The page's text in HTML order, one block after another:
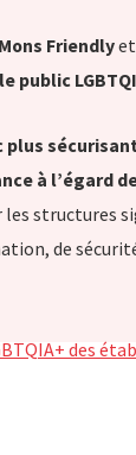
Friendlyet
plus
à l’égard
structures
de
des